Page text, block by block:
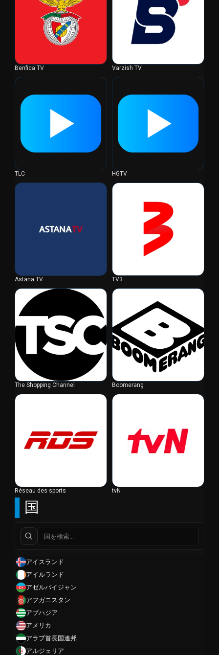
国
アイスランド
アイルランド
アゼルバイジャン
アフガニスタン
アブハジア
アメリカ
アラブ首長国連邦
アルジェリア
Benfica TV Varzish TV
TLC HGTV
Astana TV TV3
The Shopping Channel Boomerang
Réseau des sports tvN